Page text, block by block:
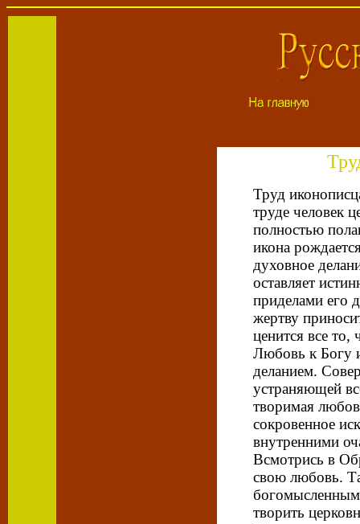
Труд
труде человек
полностью
икона
духовное
оставляет
приделами его
жертву
ценится все то,
Любовь к Богу
деланием.
устраняющей
творимая
сокровенное
внутренними
Всмотрись в
свою любовь.
творить